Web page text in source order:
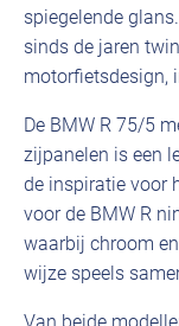
spiegelende
sinds de jaren
motorfietsdesign,
De BMW R 75/5
zijpanelen is een
de inspiratie voor
voor de BMW R
waarbij chroom
wijze speels